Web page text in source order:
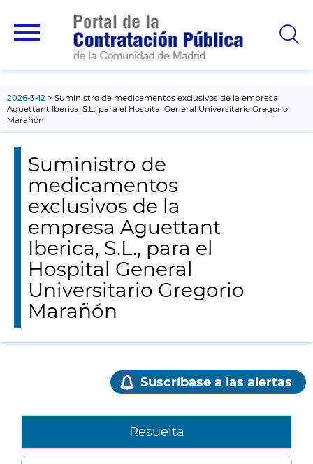
principal
2026-3-12
Suministro de medicamentos exclusivos de la empresa
Aguettant Iberica, S.L., para el Hospital General Universitario Gregorio
Marañón
Suministro de
medicamentos
exclusivos de la
empresa Aguettant
Iberica, S.L., para el
Hospital General
Universitario Gregorio
Marañón
Suscríbase a las alertas
Resuelta